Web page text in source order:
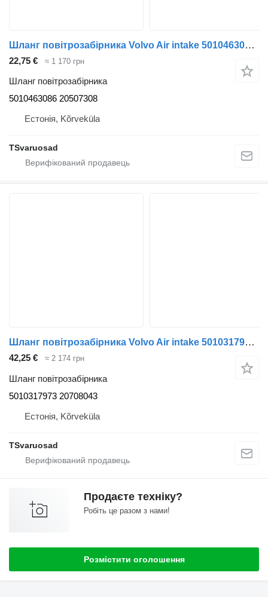
Шланг повітрозабірника Volvo Air intake 5010463086 до тягача Volvo FL240
22,75 € ≈ 1 170 грн
Шланг повітрозабірника
5010463086 20507308
Естонія, Kõrveküla
TSvaruosad
Шланг повітрозабірника Volvo Air intake 5010317973 до тягача Volvo FL240
42,25 € ≈ 2 174 грн
Шланг повітрозабірника
5010317973 20708043
Естонія, Kõrveküla
TSvaruosad
Продаєте техніку?
Робіть це разом з нами!
Розмістити оголошення